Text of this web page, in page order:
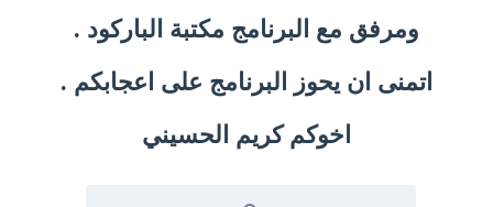
ومرفق مع البرنامج مكتبة الباركود .
اتمنى ان يحوز البرنامج على اعجابكم .
اخوكم كريم الحسيني